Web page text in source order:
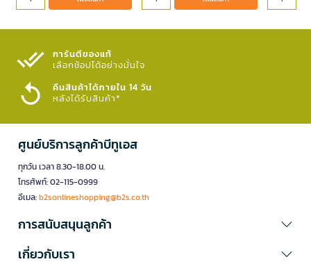
การันตีของแท้
เลือกช้อปได้อย่างมั่นใจ​
คืนสินค้าได้ภายใน 14 วัน
หลังได้รับสินค้า*
ศูนย์บริการลูกค้าบีทูเอส
ทุกวัน เวลา 8.30-18.00 น.
โทรศัพท์: 02-115-0999
อีเมล:b2sonlineshopping@b2s.co.th
การสนับสนุนลูกค้า
เกี่ยวกับเรา